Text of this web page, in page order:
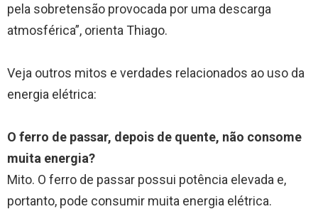
pela sobretensão provocada por uma descarga
atmosférica”, orienta Thiago.
Veja outros mitos e verdades relacionados ao uso da
energia elétrica:
O ferro de passar, depois de quente, não consome
muita energia?
Mito. O ferro de passar possui potência elevada e,
portanto, pode consumir muita energia elétrica.